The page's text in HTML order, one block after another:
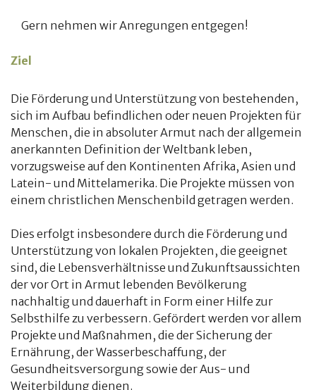
Gern nehmen wir Anregungen entgegen!
Die Förderung und Unterstützung von bestehenden,
sich im Aufbau befindlichen oder neuen Projekten für
Menschen, die in absoluter Armut nach der allgemein
anerkannten Definition der Weltbank leben,
vorzugsweise auf den Kontinenten Afrika, Asien und
Latein- und Mittelamerika. Die Projekte müssen von
einem christlichen Menschenbild getragen werden.
Dies erfolgt insbesondere durch die Förderung und
Unterstützung von lokalen Projekten, die geeignet
sind, die Lebensverhältnisse und Zukunftsaussichten
der vor Ort in Armut lebenden Bevölkerung
nachhaltig und dauerhaft in Form einer Hilfe zur
Selbsthilfe zu verbessern. Gefördert werden vor allem
Projekte und Maßnahmen, die der Sicherung der
Ernährung, der Wasserbeschaffung, der
Gesundheitsversorgung sowie der Aus- und
Weiterbildung dienen.
Ziel